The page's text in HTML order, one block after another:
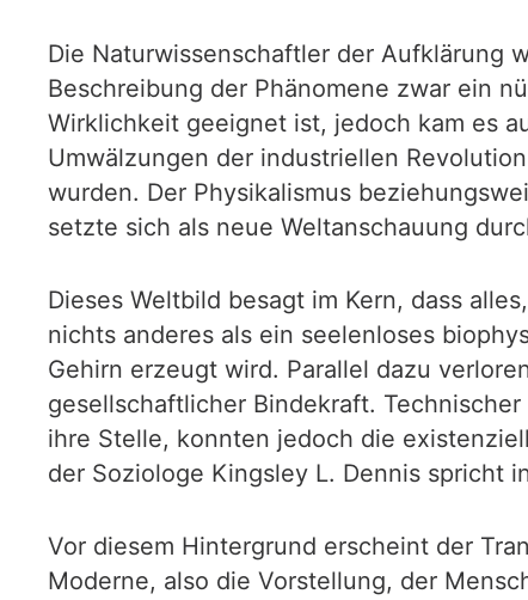
Die Naturwissenschaftler der Aufklärung
Beschreibung der Phänomene zwar ein
Wirklichkeit geeignet ist, jedoch kam es
Umwälzungen der industriellen
wurden. Der Physikalismus
setzte sich als neue Weltanschauung
Dieses Weltbild besagt im Kern, dass
nichts anderes als ein seelenloses
Gehirn erzeugt wird. Parallel dazu
gesellschaftlicher Bindekraft.
ihre Stelle, konnten jedoch die
der Soziologe Kingsley L. Dennis spricht
Vor diesem Hintergrund erscheint der
Moderne, also die Vorstellung, der